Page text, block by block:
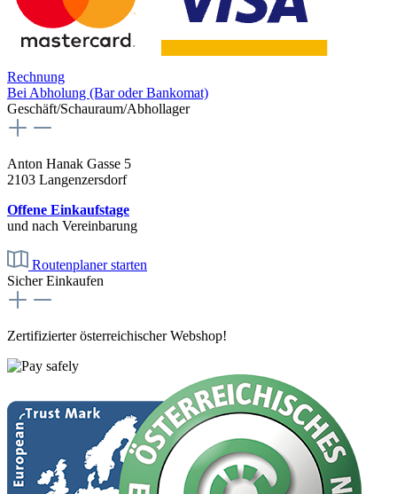
Rechnung
Bei Abholung (Bar oder Bankomat)
Geschäft/Schauraum/Abhollager
Anton Hanak Gasse 5
2103 Langenzersdorf
Offene Einkaufstage
und nach Vereinbarung
Routenplaner starten
Sicher Einkaufen
Zertifizierter österreichischer Webshop!